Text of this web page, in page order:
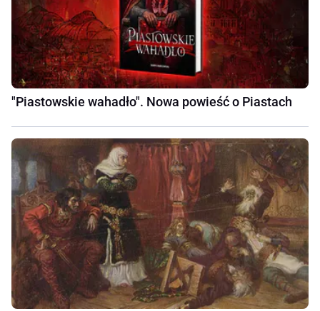
"Piastowskie wahadło". Nowa powieść o Piastach